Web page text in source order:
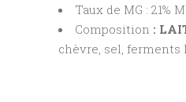
Taux de MG : 21%
Composition :
chèvre, sel, ferments